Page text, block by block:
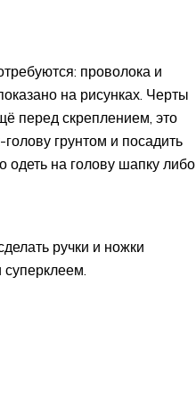
проволока и
на рисунках. Черты
перед скреплением, это
грунтом и посадить
на голову шапку либо
ручки и ножки